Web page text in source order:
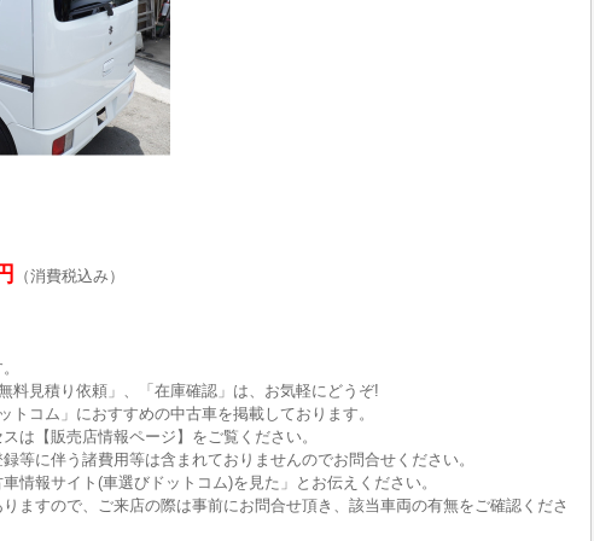
（消費税込み）
料見積り依頼」、「在庫確認」は、お気軽にどうぞ!
トコム」におすすめの中古車を掲載しております。
は【販売店情報ページ】をご覧ください。
等に伴う諸費用等は含まれておりませんのでお問合せください。
情報サイト(車選びドットコム)を見た」とお伝えください。
ますので、ご来店の際は事前にお問合せ頂き、該当車両の有無をご確認くださ